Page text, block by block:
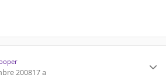
200817 a